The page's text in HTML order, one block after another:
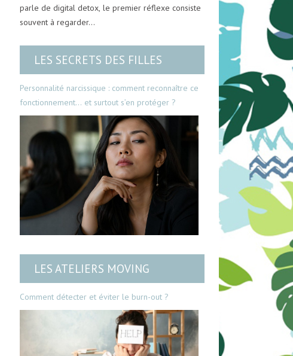
parle de digital detox, le premier réflexe consiste
souvent à regarder…
LES SECRETS DES FILLES
Personnalité narcissique : comment reconnaître ce
fonctionnement… et surtout s’en protéger ?
LES ATELIERS MOVING
Comment détecter et éviter le burn-out ?